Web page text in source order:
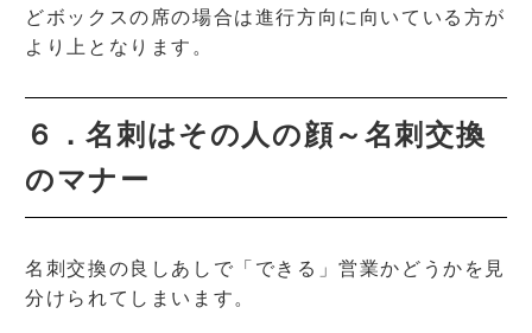
どボックスの席の場合は進行方向に向いている方が
より上となります。
６．名刺はその人の顔～名刺交換
のマナー
名刺交換の良しあしで「できる」営業かどうかを見
分けられてしまいます。